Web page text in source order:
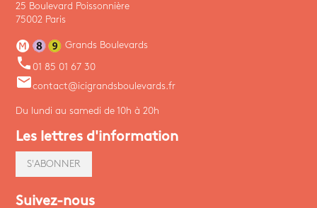
25 Boulevard Poissonnière
75002 Paris
Grands Boulevards
phone 01 85 01 67 30
emailcontact@icigrandsboulevards.fr
Du lundi au samedi de 10h à 20h
Les lettres d'information
S'ABONNER
Suivez-nous